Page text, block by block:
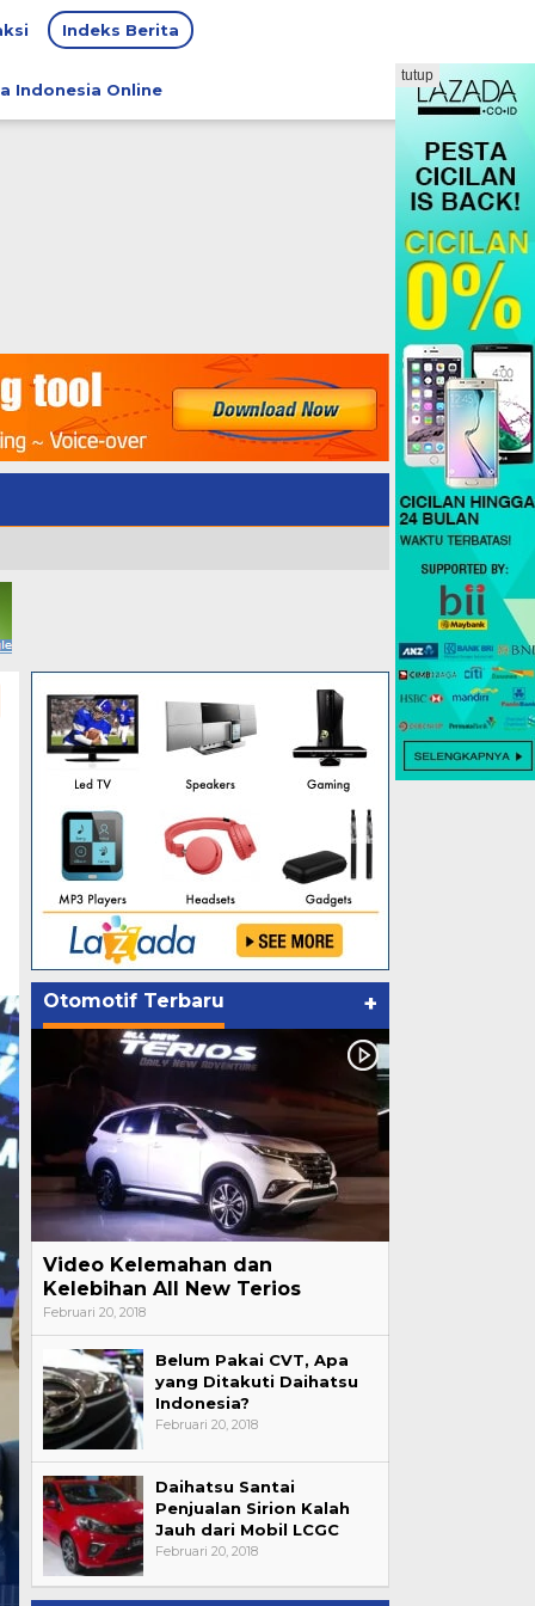
Indeks Berita
Indonesia Online
tutup
Otomotif Terbaru +
Video Kelemahan dan
Kelebihan All New Terios
Februari 20, 2018
Belum Pakai CVT, Apa
yang Ditakuti Daihatsu
Indonesia?
Februari 20, 2018
Daihatsu Santai
Penjualan Sirion Kalah
Jauh dari Mobil LCGC
Februari 20, 2018